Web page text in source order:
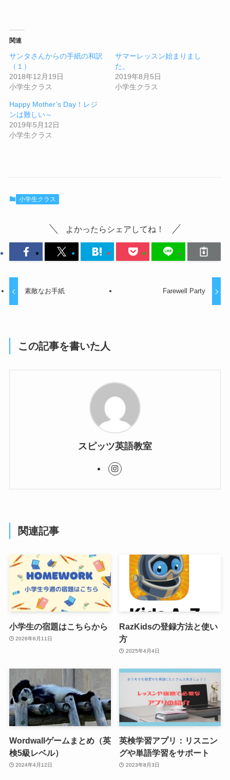
関連
サンタさんからの手紙の和訳
（１）
2018年12月19日
小学生クラス
サマーレッスン始まりまし
た。
2019年8月5日
小学生クラス
Happy Mother’s Day！レジ
ンは難しい～
2019年5月12日
小学生クラス
小学生クラス
よかったらシェアしてね！
素敵なお手紙 Farewell Party
この記事を書いた人
スピッツ英語教室
関連記事
小学生の宿題はこちらから
2026年6月11日
RazKidsの登録方法と使い
方
2025年4月4日
Wordwallゲームまとめ（英
検5級レベル）
2024年4月12日
英検学習アプリ：リスニン
グや単語学習をサポート
2023年8月3日